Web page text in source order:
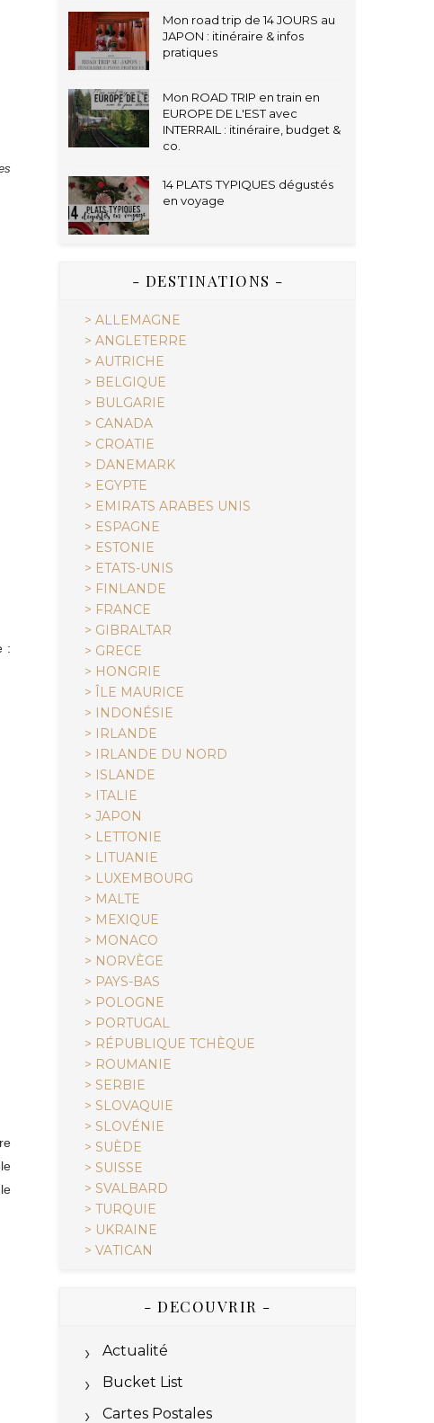
:
Mon road trip de 14 JOURS au
JAPON : itinéraire & infos
pratiques
Mon ROAD TRIP en train en
EUROPE DE L'EST avec
INTERRAIL : itinéraire, budget &
co.
14 PLATS TYPIQUES dégustés
en voyage
- DESTINATIONS -
> ALLEMAGNE
> ANGLETERRE
> AUTRICHE
> BELGIQUE
> BULGARIE
> CANADA
> CROATIE
> DANEMARK
> EGYPTE
> EMIRATS ARABES UNIS
> ESPAGNE
> ESTONIE
> ETATS-UNIS
> FINLANDE
> FRANCE
> GIBRALTAR
> GRECE
> HONGRIE
> ÎLE MAURICE
> INDONÉSIE
> IRLANDE
> IRLANDE DU NORD
> ISLANDE
> ITALIE
> JAPON
> LETTONIE
> LITUANIE
> LUXEMBOURG
> MALTE
> MEXIQUE
> MONACO
> NORVÈGE
> PAYS-BAS
> POLOGNE
> PORTUGAL
> RÉPUBLIQUE TCHÈQUE
> ROUMANIE
> SERBIE
> SLOVAQUIE
> SLOVÉNIE
> SUÈDE
> SUISSE
> SVALBARD
> TURQUIE
> UKRAINE
> VATICAN
- DECOUVRIR -
Actualité
Bucket List
Cartes Postales